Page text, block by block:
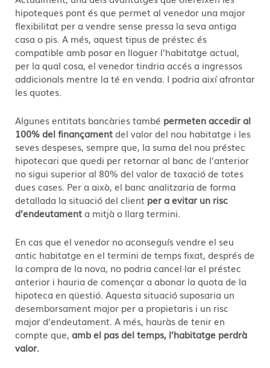
hipoteques pont és que permet al venedor una major
flexibilitat per a vendre sense pressa la seva antiga
casa o pis. A més, aquest tipus de préstec és
compatible amb posar en lloguer l’habitatge actual,
per la qual cosa, el venedor tindria accés a ingressos
addicionals mentre la té en venda. I podria així afrontar
les quotes.
Algunes entitats bancàries també permeten accedir al
100% del finançamentdel valor del nou habitatge i les
seves despeses, sempre que, la suma del nou préstec
hipotecari que quedi per retornar al banc de l’anterior
no sigui superior al 80% del valor de taxació de totes
dues cases. Per a això, el banc analitzaria de forma
detallada la situació del client per a evitar un risc
d’endeutamenta mitjà o llarg termini.
En cas que el venedor no aconseguís vendre el seu
antic habitatge en el termini de temps fixat, després de
la compra de la nova, no podria cancel·lar el préstec
anterior i hauria de començar a abonar la quota de la
hipoteca en qüestió. Aquesta situació suposaria un
desemborsament major per a propietaris i un risc
major d’endeutament. A més, hauràs de tenir en
compte que, amb el pas del temps, l’habitatge perdrà
valor.